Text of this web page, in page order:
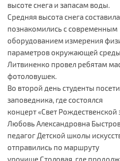
высоте снега и запасам воды.
Средняя высота снега
познакомились с современным
оборудованием измерения
параметров окружающей
Литвиненко провел ребятам
фотоловушек.
Во второй день студенты
заповедника, где состоялся
концерт «Свет Рождественской
Любовь Александровна
педагог Детской школы
отправились по маршруту
урочище Столовая, где